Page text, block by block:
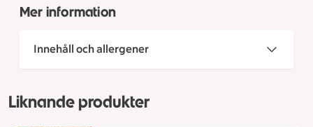
Mer information
Innehåll och allergener
Liknande produkter